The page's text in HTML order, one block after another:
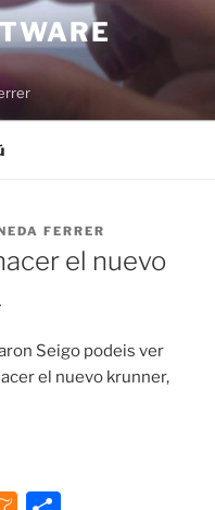
FERRER
el nuevo
Seigo podeis ver
el nuevo krunner,